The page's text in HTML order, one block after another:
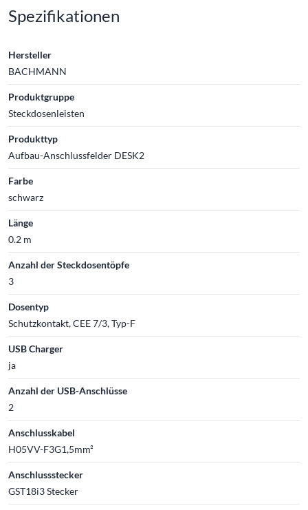
Spezifikationen
Hersteller
BACHMANN
Produktgruppe
Steckdosenleisten
Produkttyp
Aufbau-Anschlussfelder DESK2
Farbe
schwarz
Länge
0.2 m
Anzahl der Steckdosentöpfe
3
Dosentyp
Schutzkontakt, CEE 7/3, Typ-F
USB Charger
ja
Anzahl der USB-Anschlüsse
2
Anschlusskabel
H05VV-F3G1,5mm²
Anschlussstecker
GST18i3 Stecker